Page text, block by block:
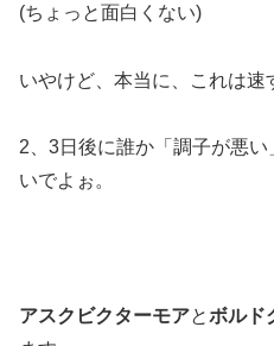
(ちょっと面白くない)
いやけど、本当に、これは速
2、3日後に誰か「調子が悪
いでよぉ。
アスクビクターモアとボルド